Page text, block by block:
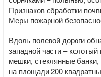
Признаков обработки
Меры пожарной
Вдоль полевой дороги
западной части –
мешки, стеклянные
на площади 200